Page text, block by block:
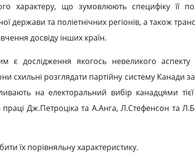
характеру, що зумовлюють специфіку її
держави та поліетнічних регіонів, а також
досвіду інших країн.
є дослідження якогось невеликого аспекту
схильні розглядати партійну систему Канади
на електоральний вибір канадцями
Дж.Петроціка та А.Анга, Л.Стефенсон та
їх порівняльну характеристику.